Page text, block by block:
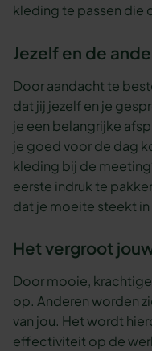
kleding te passen die
Jezelf en de
Door aandacht te
dat jij jezelf en je
je een belangrijke
je goed voor de dag
kleding bij de
eerste indruk te
dat je moeite steekt in
Het vergroot
Door mooie,
op. Anderen worden
van jou. Het wordt
effectiviteit op de